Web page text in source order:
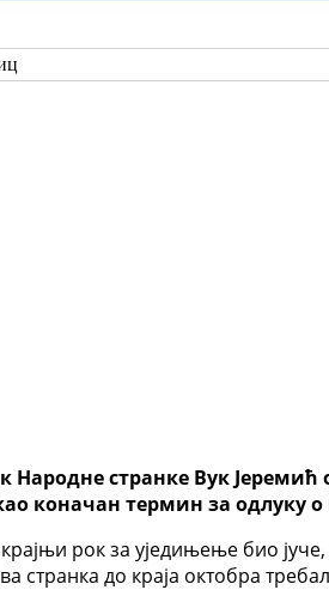
Народне странке Вук Јеремић
коначан термин за одлуку
рок за уједињење био
странка до краја октобра